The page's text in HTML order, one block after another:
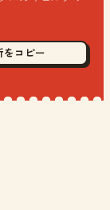
をコピー